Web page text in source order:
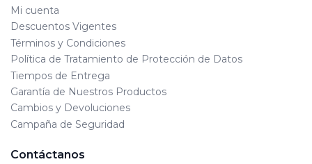
Mi cuenta
Descuentos Vigentes
Términos y Condiciones
Política de Tratamiento de Protección de Datos
Tiempos de Entrega
Garantía de Nuestros Productos
Cambios y Devoluciones
Campaña de Seguridad
Contáctanos